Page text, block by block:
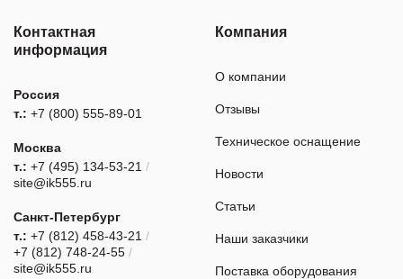
Контактная
информация
Россия
т.: +7 (800) 555-89-01
Москва
т.: +7 (495) 134-53-21 /
site@ik555.ru
Санкт-Петербург
т.: +7 (812) 458-43-21 /
+7 (812) 748-24-55 /
site@ik555.ru
Компания
О компании
Отзывы
Техническое оснащение
Новости
Статьи
Наши заказчики
Поставка оборудования